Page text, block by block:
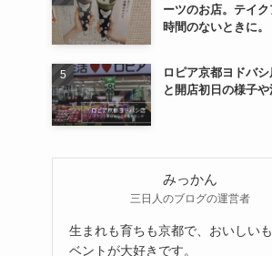
ーツのお店。テイク
時間のないときに。
ロピア京都ヨドバ
と開店初日の様子
みっかん
三日人のブログの運営者
生まれも育ちも京都で、おいしい
ベントが大好きです。